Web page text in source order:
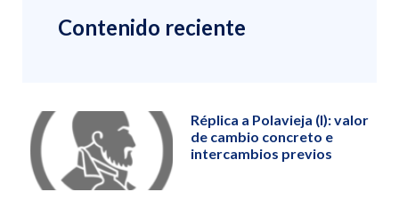
Contenido reciente
Réplica a Polavieja (I): valor
de cambio concreto e
intercambios previos